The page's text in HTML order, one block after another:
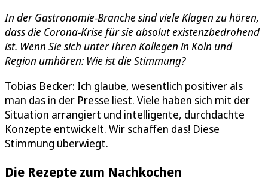
In der Gastronomie-Branche sind viele Klagen zu hören,
dass die Corona-Krise für sie absolut existenzbedrohend
ist. Wenn Sie sich unter Ihren Kollegen in Köln und
Region umhören: Wie ist die Stimmung?
Tobias Becker: Ich glaube, wesentlich positiver als
man das in der Presse liest. Viele haben sich mit der
Situation arrangiert und intelligente, durchdachte
Konzepte entwickelt. Wir schaffen das! Diese
Stimmung überwiegt.
Die Rezepte zum Nachkochen